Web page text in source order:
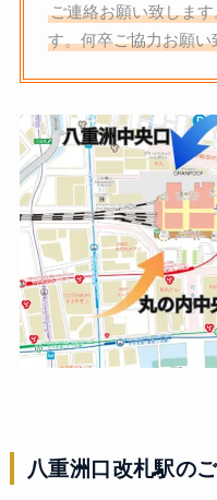
ご連絡お願い致しま
す。何卒ご協力お願い
八重洲口改札駅の